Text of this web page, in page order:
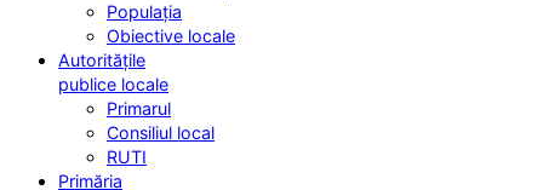
Populația
Obiective locale
Autoritățile
publice locale
Primarul
Consiliul local
RUTI
Primăria